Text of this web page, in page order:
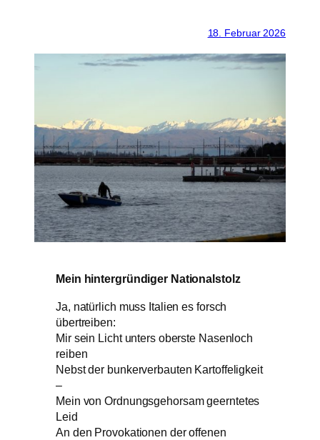
18. Februar 2026
Mein hintergründiger Nationalstolz
Ja, natürlich muss Italien es forsch
übertreiben:
Mir sein Licht unters oberste Nasenloch
reiben
Nebst der bunkerverbauten Kartoffeligkeit
–
Mein von Ordnungsgehorsam geerntetes
Leid
An den Provokationen der offenen